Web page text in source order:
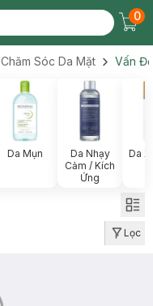
0
Chăm Sóc Da Mặt Vấn
Da Mụn
Da Nhạy
Cảm / Kích
Ứng
Da
Lọc